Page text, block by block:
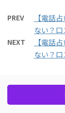
PREV
【電話
ない？口
NEXT
【電話
ない？口